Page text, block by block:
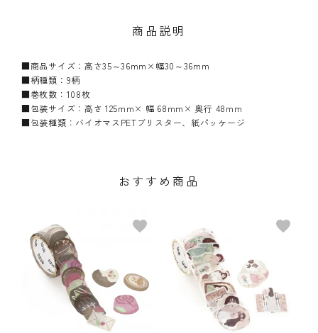
商品説明
■商品サイズ：高さ35～36mm×幅30～36mm
■柄種類：9柄
■巻枚数：108枚
■包装サイズ：高さ 125mm× 幅 68mm× 奥行 48mm
■包装種類：バイオマスPETブリスター、紙パッケージ
おすすめ商品
favorite favorite